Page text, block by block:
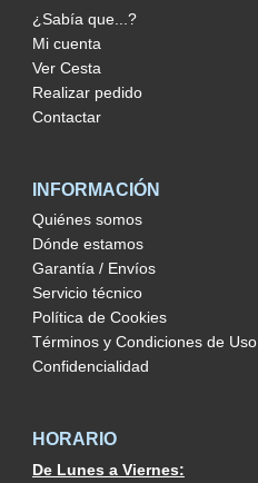
¿Sabía que...?
Mi cuenta
Ver Cesta
Realizar pedido
Contactar
INFORMACIÓN
Quiénes somos
Dónde estamos
Garantía / Envíos
Servicio técnico
Política de Cookies
Términos y Condiciones de Uso
Confidencialidad
HORARIO
De Lunes a Viernes: